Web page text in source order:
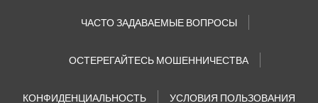
ЧАСТО ЗАДАВАЕМЫЕ ВОПРОСЫ
ОСТЕРЕГАЙТЕСЬ МОШЕННИЧЕСТВА
КОНФИДЕНЦИАЛЬНОСТЬ УСЛОВИЯ ПОЛЬЗОВАНИЯ